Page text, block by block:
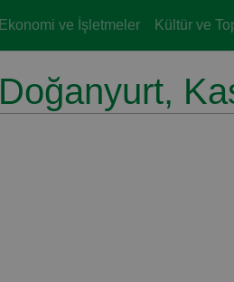
Ekonomi ve İşletmeler Kültür ve
Doğanyurt,